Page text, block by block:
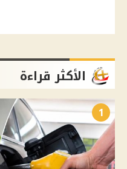
الأكثر قراءة
1